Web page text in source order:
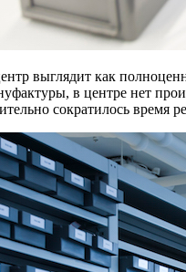
выглядит как
в центре нет
сократилось время